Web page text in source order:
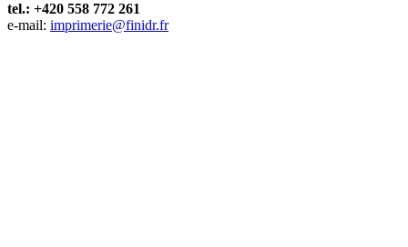
tel.: +420 558 772 261
e-mail: imprimerie@finidr.fr